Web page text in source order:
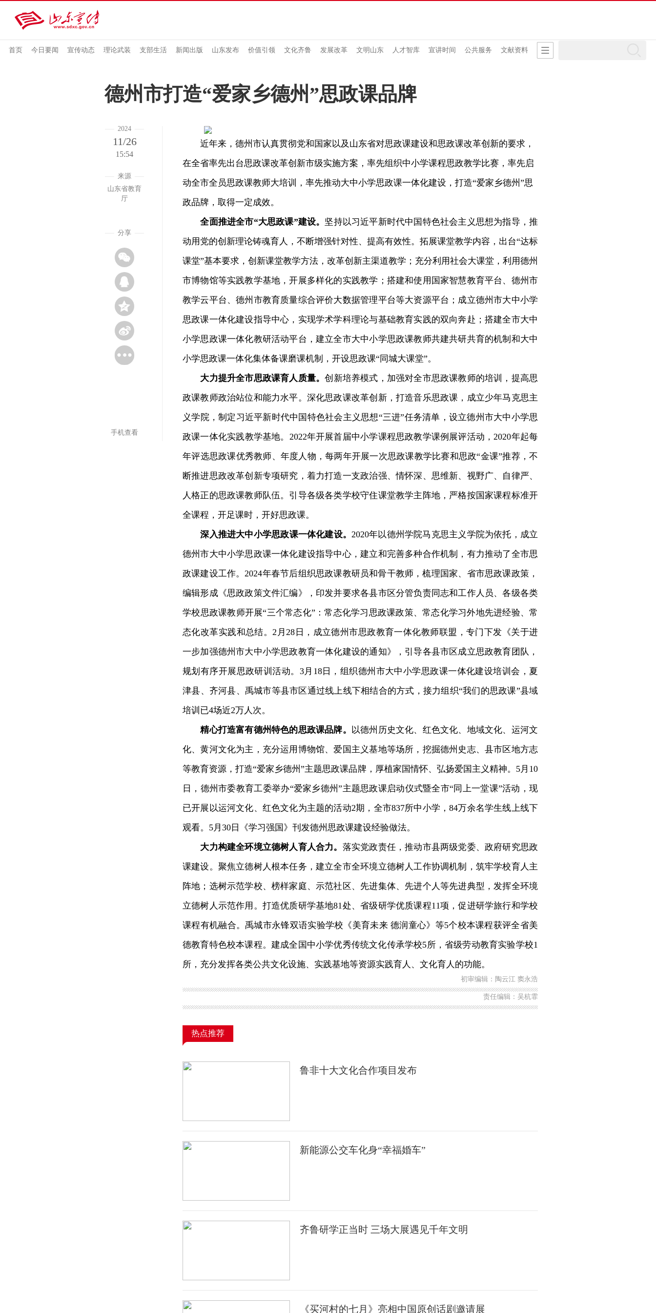
首页 今日要闻 宣传动态 理论武装 支部生活 新闻出版 山东发布 价值引领 文化齐鲁 发展改革 文明山东 人才智库 宣讲时间 公共服务 文献资料
德州市打造“爱家乡德州”思政课品牌
2024
11/26
15:54
来源
山东省教育
厅
分享
手机查看
近年来，德州市认真贯彻党和国家以及山东省对思政课建设和思政课改革创新的要求，
在全省率先出台思政课改革创新市级实施方案，率先组织中小学课程思政教学比赛，率先启
动全市全员思政课教师大培训，率先推动大中小学思政课一体化建设，打造“爱家乡德州”思
政品牌，取得一定成效。
全面推进全市“大思政课”建设。 坚持以习近平新时代中国特色社会主义思想为指导，推
动用党的创新理论铸魂育人，不断增强针对性、提高有效性。拓展课堂教学内容，出台“达标
课堂”基本要求，创新课堂教学方法，改革创新主渠道教学；充分利用社会大课堂，利用德州
市博物馆等实践教学基地，开展多样化的实践教学；搭建和使用国家智慧教育平台、德州市
教学云平台、德州市教育质量综合评价大数据管理平台等大资源平台；成立德州市大中小学
思政课一体化建设指导中心，实现学术学科理论与基础教育实践的双向奔赴；搭建全市大中
小学思政课一体化教研活动平台，建立全市大中小学思政课教师共建共研共育的机制和大中
小学思政课一体化集体备课磨课机制，开设思政课“同城大课堂”。
大力提升全市思政课育人质量。创新培养模式，加强对全市思政课教师的培训，提高思
政课教师政治站位和能力水平。深化思政课改革创新，打造音乐思政课，成立少年马克思主
义学院，制定习近平新时代中国特色社会主义思想“三进”任务清单，设立德州市大中小学思
政课一体化实践教学基地。2022年开展首届中小学课程思政教学课例展评活动，2020年起每
年评选思政课优秀教师、年度人物，每两年开展一次思政课教学比赛和思政“金课”推荐，不
断推进思政改革创新专项研究，着力打造一支政治强、情怀深、思维新、视野广、自律严、
人格正的思政课教师队伍。引导各级各类学校守住课堂教学主阵地，严格按国家课程标准开
全课程，开足课时，开好思政课。
深入推进大中小学思政课一体化建设。2020年以德州学院马克思主义学院为依托，成立
德州市大中小学思政课一体化建设指导中心，建立和完善多种合作机制，有力推动了全市思
政课建设工作。2024年春节后组织思政课教研员和骨干教师，梳理国家、省市思政课政策，
编辑形成《思政政策文件汇编》，印发并要求各县市区分管负责同志和工作人员、各级各类
学校思政课教师开展“三个常态化”：常态化学习思政课政策、常态化学习外地先进经验、常
态化改革实践和总结。2月28日，成立德州市思政教育一体化教师联盟，专门下发《关于进
一步加强德州市大中小学思政教育一体化建设的通知》，引导各县市区成立思政教育团队，
规划有序开展思政研训活动。3月18日，组织德州市大中小学思政课一体化建设培训会，夏
津县、齐河县、禹城市等县市区通过线上线下相结合的方式，接力组织“我们的思政课”县域
培训已4场近2万人次。
精心打造富有德州特色的思政课品牌。 以德州历史文化、红色文化、地域文化、运河文
化、黄河文化为主，充分运用博物馆、爱国主义基地等场所，挖掘德州史志、县市区地方志
等教育资源，打造“爱家乡德州”主题思政课品牌，厚植家国情怀、弘扬爱国主义精神。5月10
日，德州市委教育工委举办“爱家乡德州”主题思政课启动仪式暨全市“同上一堂课”活动，现
已开展以运河文化、红色文化为主题的活动2期，全市837所中小学，84万余名学生线上线下
观看。5月30日《学习强国》刊发德州思政课建设经验做法。
大力构建全环境立德树人育人合力。 落实党政责任，推动市县两级党委、政府研究思政
课建设。聚焦立德树人根本任务，建立全市全环境立德树人工作协调机制，筑牢学校育人主
阵地；选树示范学校、榜样家庭、示范社区、先进集体、先进个人等先进典型，发挥全环境
立德树人示范作用。打造优质研学基地81处、省级研学优质课程11项，促进研学旅行和学校
课程有机融合。禹城市永锋双语实验学校《美育未来 德润童心》等5个校本课程获评全省美
德教育特色校本课程。建成全国中小学优秀传统文化传承学校5所，省级劳动教育实验学校1
所，充分发挥各类公共文化设施、实践基地等资源实践育人、文化育人的功能。
初审编辑：陶云江 窦永浩
责任编辑：吴杭霏
热点推荐
鲁非十大文化合作项目发布
新能源公交车化身“幸福婚车”
齐鲁研学正当时 三场大展遇见千年文明
《买河村的七月》亮相中国原创话剧邀请展